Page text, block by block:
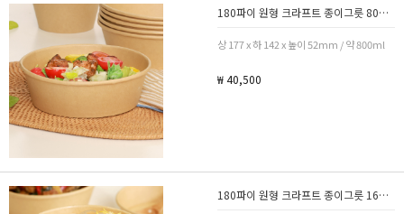
180파이 원형 크라프트 종이그릇 800ml 1박스 300개
상 177 x 하 142 x 높이 52mm / 약 800ml
₩ 40,500
180파이 원형 크라프트 종이그릇 1600ml 1박스 300개